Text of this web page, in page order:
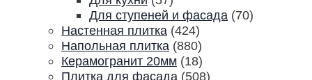
Для ступеней и фасада (70)
Настенная плитка (424)
Напольная плитка (880)
Керамогранит 20мм (18)
Плитка для фасада (508)